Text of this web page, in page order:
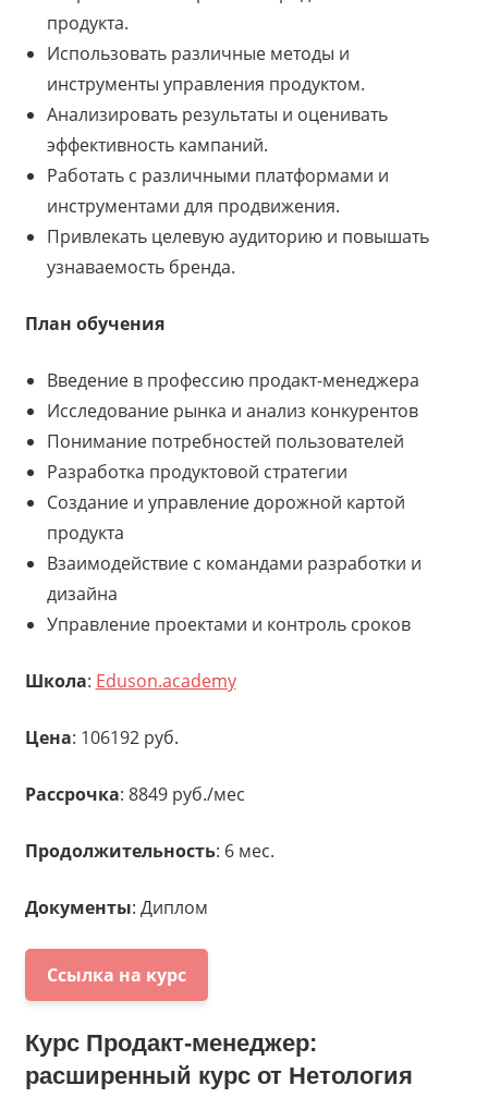
продукта.
Использовать различные методы и
инструменты управления продуктом.
Анализировать результаты и оценивать
эффективность кампаний.
Работать с различными платформами и
инструментами для продвижения.
Привлекать целевую аудиторию и повышать
узнаваемость бренда.
План обучения
Введение в профессию продакт-менеджера
Исследование рынка и анализ конкурентов
Понимание потребностей пользователей
Разработка продуктовой стратегии
Создание и управление дорожной картой
продукта
Взаимодействие с командами разработки и
дизайна
Управление проектами и контроль сроков
Школа: Eduson.academy
Цена: 106192 руб.
Рассрочка: 8849 руб./мес
Продолжительность: 6 мес.
Документы: Диплом
Ссылка на курс
Курс Продакт-менеджер:
расширенный курсот Нетология